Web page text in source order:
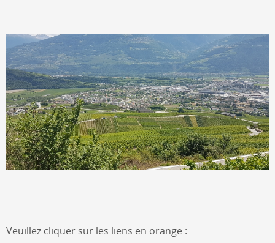
Veuillez cliquer sur les liens en orange :